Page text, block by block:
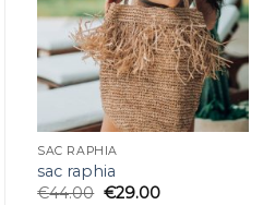
SAC RAPHIA
sac raphia
€44.00 €29.00